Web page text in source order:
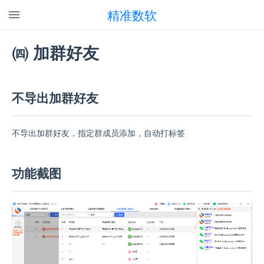
精准数软
㈣ 加群好友
不导出加群好友
不导出加群好友，指定群成员添加，自动打标签
功能截图